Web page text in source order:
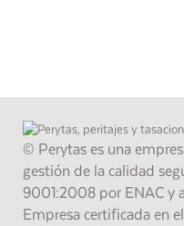
© Perytas es una
gestión de la calidad
9001:2008 por ENAC y
Empresa certificada en